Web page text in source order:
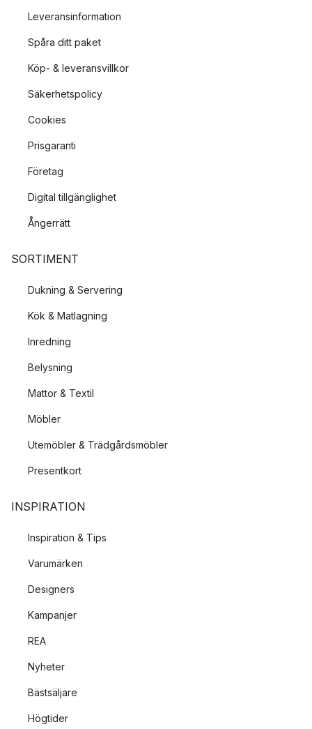
Leveransinformation
Spåra ditt paket
Köp- & leveransvillkor
Säkerhetspolicy
Cookies
Prisgaranti
Företag
Digital tillgänglighet
Ångerrätt
SORTIMENT
Dukning & Servering
Kök & Matlagning
Inredning
Belysning
Mattor & Textil
Möbler
Utemöbler & Trädgårdsmöbler
Presentkort
INSPIRATION
Inspiration & Tips
Varumärken
Designers
Kampanjer
REA
Nyheter
Bästsäljare
Högtider